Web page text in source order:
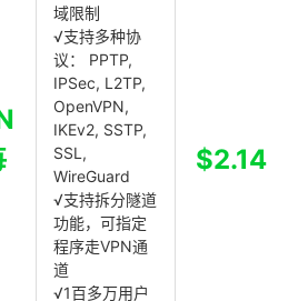
域限制
√支持多种协
议： PPTP,
IPSec, L2TP,
OpenVPN,
IKEv2, SSTP,
SSL,
WireGuard
√支持拆分隧道
功能，可指定
程序走VPN通
道
√1百多万用户
$2.14